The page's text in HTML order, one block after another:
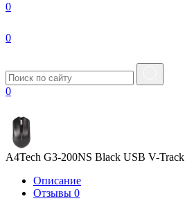
0
0
0
A4Tech G3-200NS Black USB V-Track
Описание
Отзывы 0